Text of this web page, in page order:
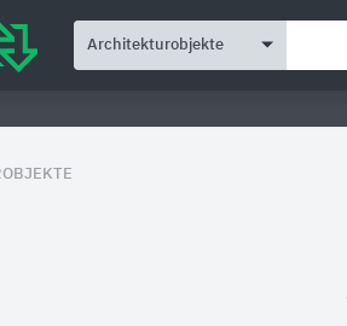
Architekturobjekte